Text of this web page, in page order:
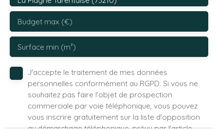
Budget max (€)
Surface min (m²)
J'accepte le traitement de mes données
personnelles conformément au RGPD. Si vous ne
souhaitez pas faire l'objet de prospection
commerciale par voie téléphonique, vous pouvez
vous inscrire gratuitement sur la liste d'opposition